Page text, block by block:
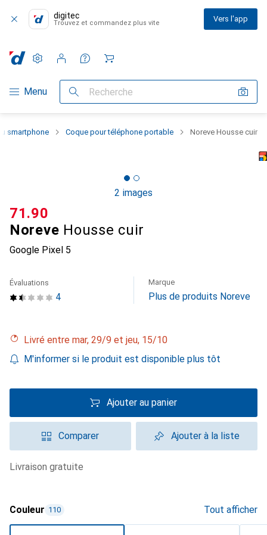
digitec
Trouvez et commandez plus vite Vers l'app
Navigation par catégorie
Menu Recherche
Paramètres
Compte client
Listes de comparaison
Listes d'envies
Panier
smartphone Coque pour téléphone portable Noreve Housse cuir
2 images
Noreve Housse cuir
Google Pixel 5
CHF
71.90
4
Évaluations Marque
Plus de produits Noreve
Livré entre mar, 29/9 et jeu, 15/10
M'informer si le produit est disponible plus tôt
Ajouter au panier
Comparer Ajouter à la liste
livraison gratuite
Couleur 110 Tout afficher